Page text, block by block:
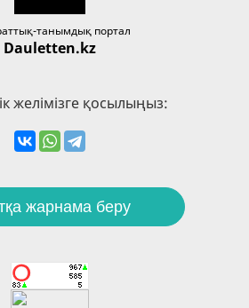
танымдық портал
Dauletten.kz
желімізге қосылыңыз:
жарнама беру